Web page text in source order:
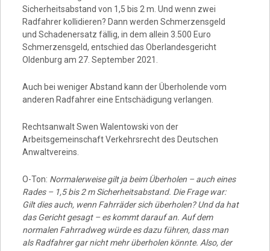
Sicherheitsabstand von 1,5 bis 2 m. Und wenn zwei
Radfahrer kollidieren? Dann werden Schmerzensgeld
und Schadenersatz fällig, in dem allein 3.500 Euro
Schmerzensgeld, entschied das Oberlandesgericht
Oldenburg am 27. September 2021.
Auch bei weniger Abstand kann der Überholende vom
anderen Radfahrer eine Entschädigung verlangen.
Rechtsanwalt Swen Walentowski von der
Arbeitsgemeinschaft Verkehrsrecht des Deutschen
Anwaltvereins.
O-Ton: Normalerweise gilt ja beim Überholen – auch eines
Rades – 1,5 bis 2 m Sicherheitsabstand. Die Frage war:
Gilt dies auch, wenn Fahrräder sich überholen? Und da hat
das Gericht gesagt – es kommt darauf an. Auf dem
normalen Fahrradweg würde es dazu führen, dass man
als Radfahrer gar nicht mehr überholen könnte. Also, der